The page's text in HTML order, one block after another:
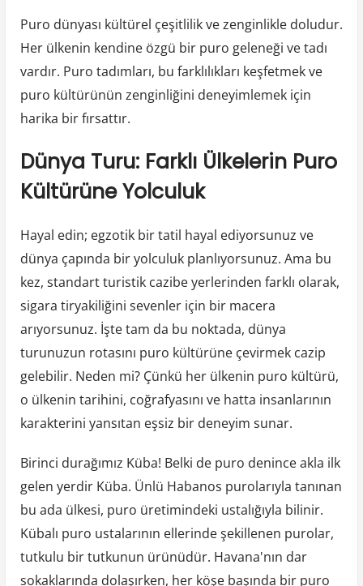
Puro dünyası kültürel çeşitlilik ve zenginlikle doludur.
Her ülkenin kendine özgü bir puro geleneği ve tadı
vardır. Puro tadımları, bu farklılıkları keşfetmek ve
puro kültürünün zenginliğini deneyimlemek için
harika bir fırsattır.
Dünya Turu: Farklı Ülkelerin Puro
Kültürüne Yolculuk
Hayal edin; egzotik bir tatil hayal ediyorsunuz ve
dünya çapında bir yolculuk planlıyorsunuz. Ama bu
kez, standart turistik cazibe yerlerinden farklı olarak,
sigara tiryakiliğini sevenler için bir macera
arıyorsunuz. İşte tam da bu noktada, dünya
turunuzun rotasını puro kültürüne çevirmek cazip
gelebilir. Neden mi? Çünkü her ülkenin puro kültürü,
o ülkenin tarihini, coğrafyasını ve hatta insanlarının
karakterini yansıtan eşsiz bir deneyim sunar.
Birinci durağımız Küba! Belki de puro denince akla ilk
gelen yerdir Küba. Ünlü Habanos purolarıyla tanınan
bu ada ülkesi, puro üretimindeki ustalığıyla bilinir.
Kübalı puro ustalarının ellerinde şekillenen purolar,
tutkulu bir tutkunun ürünüdür. Havana'nın dar
sokaklarında dolaşırken, her köşe başında bir puro